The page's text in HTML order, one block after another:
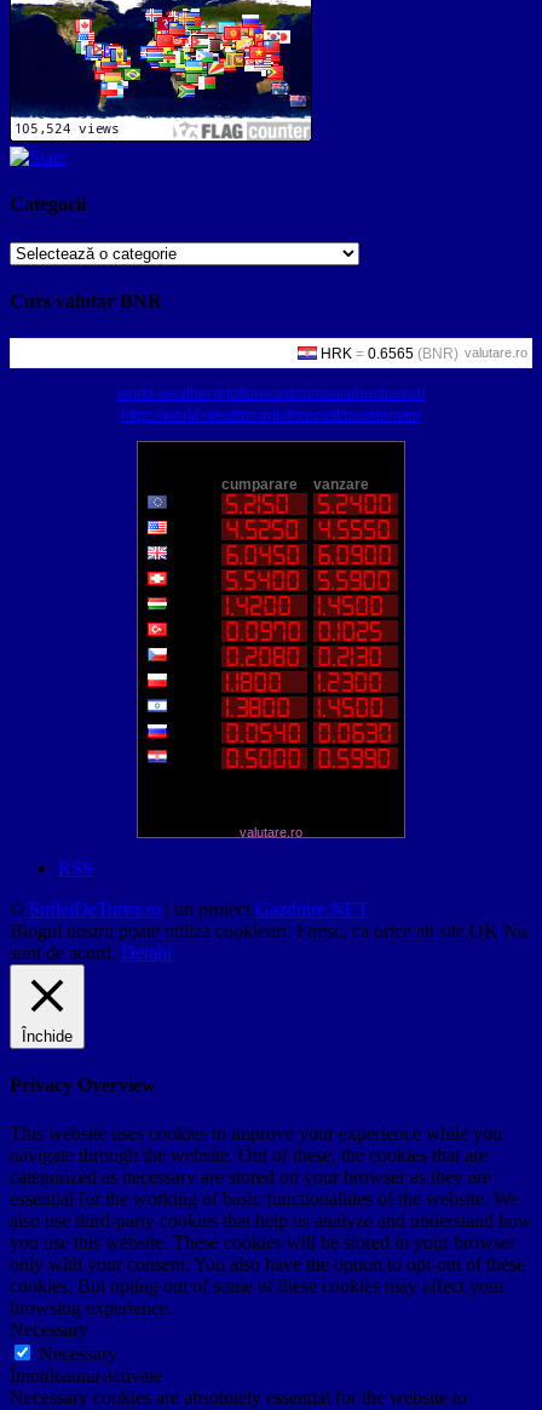
Categorii
Categorii
Curs valutar BNR
valutare.ro
world-weather.info/forecast/romania/bucharest/
https://world-weather.info/forecast/usa/denver/
valutare.ro
RSS
© SufletDeTurist.ro | un proiect Gazduire.NET
Blogul nostru poate utiliza cookieuri. Firesc, ca orice alt site.OK Nu
sunt de acord. Detalii
Închide
Privacy Overview
This website uses cookies to improve your experience while you
navigate through the website. Out of these, the cookies that are
categorized as necessary are stored on your browser as they are
essential for the working of basic functionalities of the website. We
also use third-party cookies that help us analyze and understand how
you use this website. These cookies will be stored in your browser
only with your consent. You also have the option to opt-out of these
cookies. But opting out of some of these cookies may affect your
browsing experience.
Necessary
Necessary
Întotdeauna activate
Necessary cookies are absolutely essential for the website to